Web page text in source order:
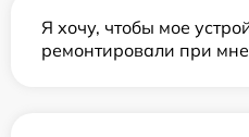
Я хочу, чтобы мое
ремонтировали при